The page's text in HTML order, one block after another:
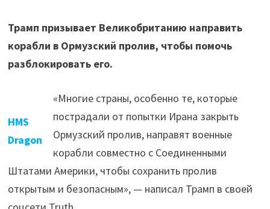
Трамп призывает Великобританию направить
корабли в Ормузский пролив, чтобы помочь
разблокировать его.
HMS
Dragon
«Многие страны, особенно те, которые
пострадали от попытки Ирана закрыть
Ормузский пролив, направят военные
корабли совместно с Соединенными
Штатами Америки, чтобы сохранить пролив
открытым и безопасным», — написал Трамп в своей